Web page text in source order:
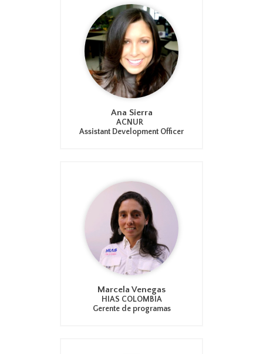
Ana Sierra
ACNUR
Assistant Development Officer
Marcela Venegas
HIAS COLOMBIA
Gerente de programas